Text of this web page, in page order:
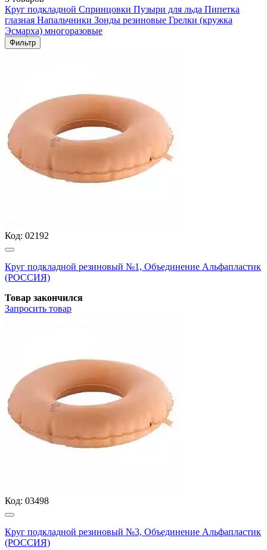
Круг подкладной Спринцовки Пузыри для льда Пипетка
глазная Напальчники Зонды резиновые Грелки (кружка
Эсмарха) многоразовые
Фильтр
Код: 02192
Круг подкладной резиновый №1, Объединение Альфапластик
(РОССИЯ)
Товар закончился
Запросить товар
Код: 03498
Круг подкладной резиновый №3, Объединение Альфапластик
(РОССИЯ)